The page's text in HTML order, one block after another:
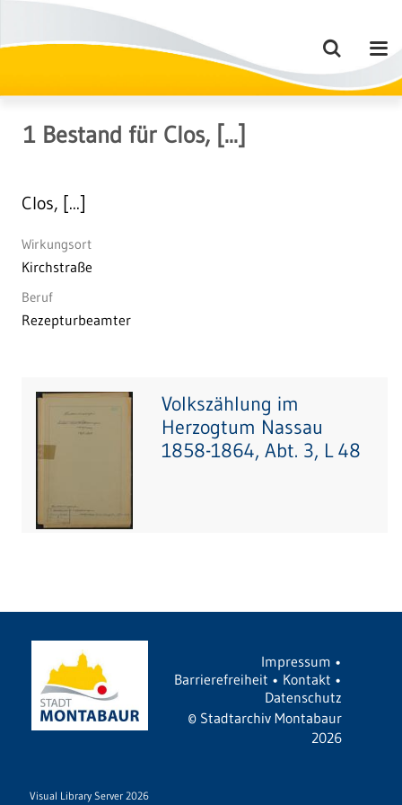
1 Bestand für Clos, [...]
Clos, [...]
Wirkungsort
Kirchstraße
Beruf
Rezepturbeamter
Volkszählung im
Herzogtum Nassau
1858-1864, Abt. 3, L 48
Impressum •
Barrierefreiheit • Kontakt •
Datenschutz
© Stadtarchiv Montabaur
2026
Visual Library Server 2026